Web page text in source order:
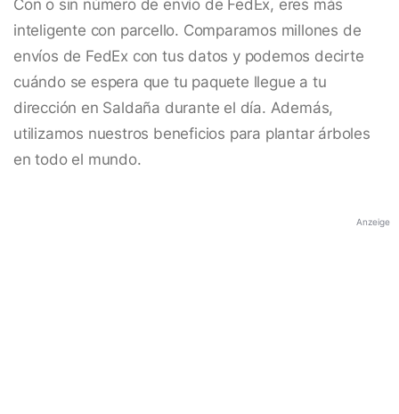
Con o sin número de envío de FedEx, eres más
inteligente con parcello. Comparamos millones de
envíos de FedEx con tus datos y podemos decirte
cuándo se espera que tu paquete llegue a tu
dirección en Saldaña durante el día. Además,
utilizamos nuestros beneficios para plantar árboles
en todo el mundo.
Anzeige